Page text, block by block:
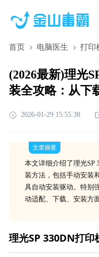
首页 电脑医生 打印
(2026最新)理光
装全攻略：从下
2026-01-29 15:55:38
文章摘要
本文详细介绍了理光SP
装方法，包括手动安装
具自动安装驱动。特别
动适配、下载、安装方
理光SP 330DN打